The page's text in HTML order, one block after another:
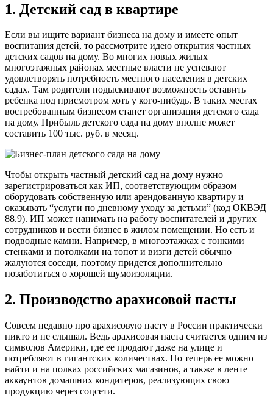
1. Детский сад в квартире
Если вы ищите вариант бизнеса на дому и имеете опыт
воспитания детей, то рассмотрите идею открытия частных
детских садов на дому. Во многих новых жилых
многоэтажных районах местные власти не успевают
удовлетворять потребность местного населения в детских
садах. Там родители подыскивают возможность оставить
ребенка под присмотром хоть у кого-нибудь. В таких местах
востребованным бизнесом станет организация детского сада
на дому. Прибыль детского сада на дому вполне может
составить 100 тыс. руб. в месяц.
Чтобы открыть частный детский сад на дому нужно
зарегистрироваться как ИП, соответствующим образом
оборудовать собственную или арендованную квартиру и
оказывать “услуги по дневному уходу за детьми” (код ОКВЭД
88.9). ИП может нанимать на работу воспитателей и других
сотрудников и вести бизнес в жилом помещении. Но есть и
подводные камни. Например, в многоэтажках с тонкими
стенками и потолками на топот и визги детей обычно
жалуются соседи, поэтому придется дополнительно
позаботиться о хорошей шумоизоляции.
2. Производство арахисовой пасты
Совсем недавно про арахисовую пасту в России практически
никто и не слышал. Ведь арахисовая паста считается одним из
символов Америки, где ее продают даже на улице и
потребляют в гигантских количествах. Но теперь ее можно
найти и на полках российских магазинов, а также в ленте
аккаунтов домашних кондитеров, реализующих свою
продукцию через соцсети.